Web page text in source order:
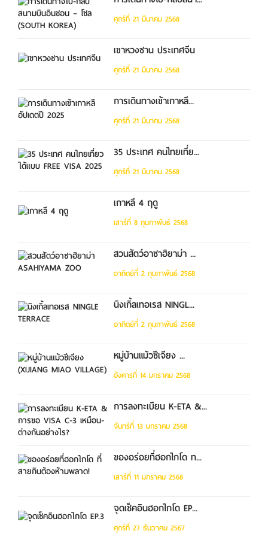
ศุกร์ที่ 21 มีนาคม 2568
เขาหวงซาน ประเทศจีน
ศุกร์ที่ 21 มีนาคม 2568
การเดินทางเข้าเกาหลี...
ศุกร์ที่ 21 มีนาคม 2568
35 ประเทศ คนไทยเที่ย...
ศุกร์ที่ 21 มีนาคม 2568
เกาหลี 4 ฤดู
เสาร์ที่ 8 กุมภาพันธ์ 2568
สวนสัตว์อาซาฮิยาม่า ...
อาทิตย์ที่ 2 กุมภาพันธ์ 2568
นิงเกิ้ลเทอเรส NINGL...
อาทิตย์ที่ 2 กุมภาพันธ์ 2568
หมู่บ้านแม้วซีเจียง ...
อังคารที่ 14 มกราคม 2568
การลงทะเบียน K-ETA &...
จันทร์ที่ 13 มกราคม 2568
ของอร่อยที่ฮอกไกโด ท...
เสาร์ที่ 11 มกราคม 2568
จุดเช็คอินฮอกไกโด EP...
ศุกร์ที่ 27 ธันวาคม 2567